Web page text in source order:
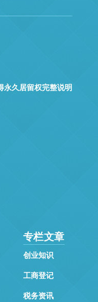
永久居留权完整说明
专栏文章
创业知识
工商登记
税务资讯